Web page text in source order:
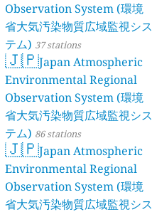
Observation System (環境
省大気汚染物質広域監視シス
テム) 37 stations
🇯🇵Japan Atmospheric
Environmental Regional
Observation System (環境
省大気汚染物質広域監視シス
テム) 86 stations
🇯🇵Japan Atmospheric
Environmental Regional
Observation System (環境
省大気汚染物質広域監視シス